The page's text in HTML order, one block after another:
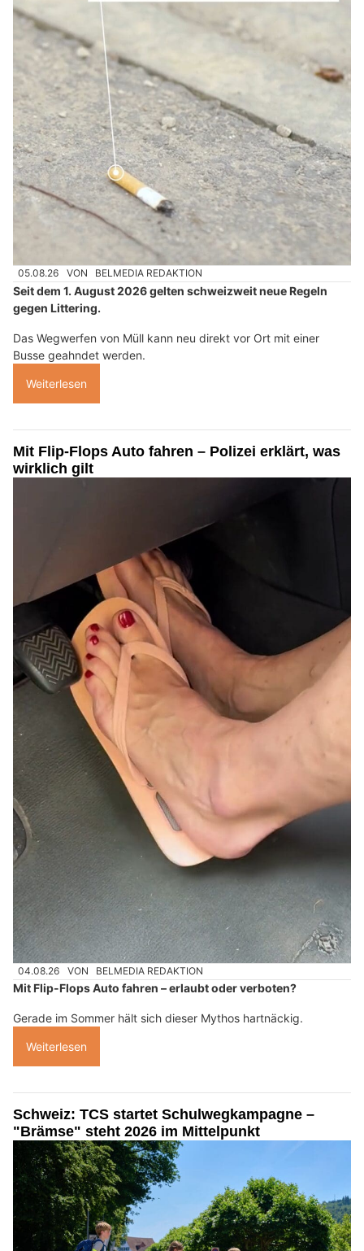
05.08.26 VON BELMEDIA REDAKTION
Seit dem 1. August 2026 gelten schweizweit neue Regeln
gegen Littering.
Das Wegwerfen von Müll kann neu direkt vor Ort mit einer
Busse geahndet werden.
Weiterlesen
Mit Flip-Flops Auto fahren – Polizei erklärt, was
wirklich gilt
04.08.26 VON BELMEDIA REDAKTION
Mit Flip-Flops Auto fahren – erlaubt oder verboten?
Gerade im Sommer hält sich dieser Mythos hartnäckig.
Weiterlesen
Schweiz: TCS startet Schulwegkampagne –
"Brämse" steht 2026 im Mittelpunkt